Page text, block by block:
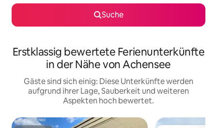
Suche
Erstklassig bewertete Ferienunterkünfte
in der Nähe von Achensee
Gäste sind sich einig: Diese Unterkünfte werden
aufgrund ihrer Lage, Sauberkeit und weiteren
Aspekten hoch bewertet.